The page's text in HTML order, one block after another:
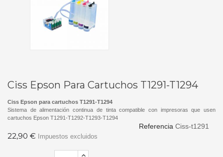
Ciss Epson Para Cartuchos T1291-T1294
Ciss Epson para cartuchos T1291-T1294
Sistema de alimentación continua de tinta compatible con impresoras que usen
cartuchos Epson T1291-T1292-T1293-T1294
Referencia Ciss-t1291
22,90 € Impuestos excluidos